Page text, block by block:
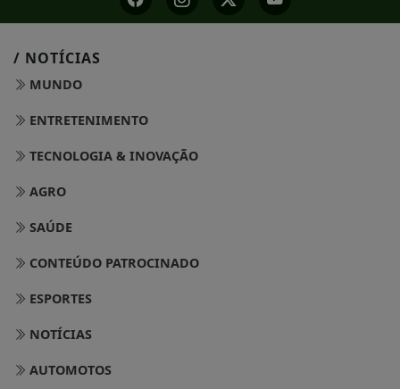
/ NOTÍCIAS
MUNDO
ENTRETENIMENTO
TECNOLOGIA & INOVAÇÃO
AGRO
SAÚDE
CONTEÚDO PATROCINADO
ESPORTES
NOTÍCIAS
AUTOMOTOS